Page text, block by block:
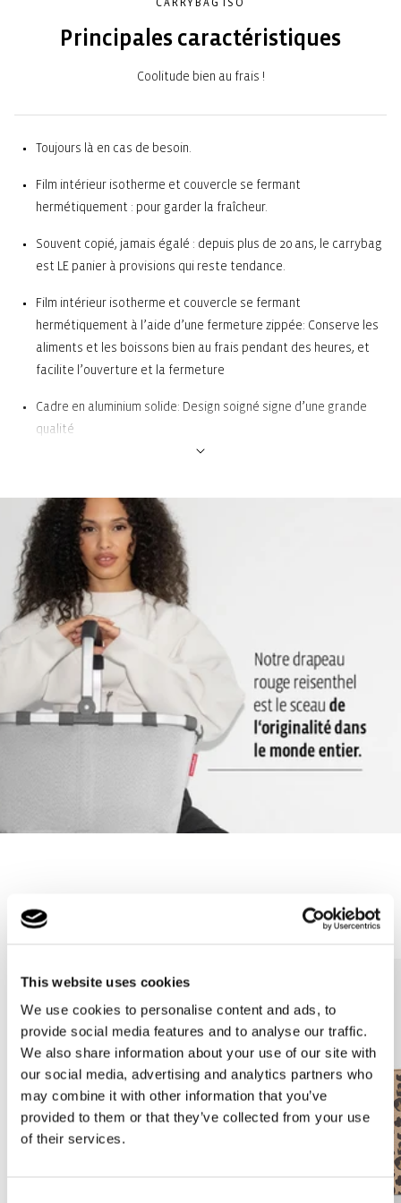
This website uses cookies
We use cookies to personalise content and ads, to
provide social media features and to analyse our traffic.
We also share information about your use of our site with
our social media, advertising and analytics partners who
may combine it with other information that you’ve
provided to them or that they’ve collected from your use
of their services.
CARRYBAG ISO
Principales caractéristiques
Coolitude bien au frais !
Toujours là en cas de besoin.
Film intérieur isotherme et couvercle se fermant
hermétiquement : pour garder la fraîcheur.
Souvent copié, jamais égalé : depuis plus de 20 ans, le carrybag
est LE panier à provisions qui reste tendance.
Film intérieur isotherme et couvercle se fermant
hermétiquement à l’aide d’une fermeture zippée: Conserve les
aliments et les boissons bien au frais pendant des heures, et
facilite l’ouverture et la fermeture
Cadre en aluminium solide: Design soigné signe d’une grande
qualité
sans effort dans la voiture.
1 poche intérieure avec fermeture zippée: Pour les petites
choses (liste de courses) et les objets de valeur comme les clés
Fond solide avec pieds pour éviter tout contact avec le sol:
Protège de la saleté et de l’humidité présentes sur le sol
Peut se plier en cas de besoin : Se range facilement quand on
ne l’utilise pas